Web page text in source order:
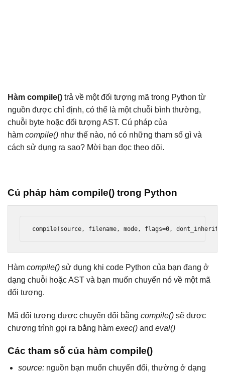
Hàm compile() trả về một đối tượng mã trong Python từ
nguồn được chỉ định, có thể là một chuỗi bình thường,
chuỗi byte hoặc đối tượng AST. Cú pháp của
hàm compile() như thế nào, nó có những tham số gì và
cách sử dụng ra sao? Mời bạn đọc theo dõi.
Cú pháp hàm compile() trong Python
compile( source, filename, mode, flags=0, dont_inherit
Hàm compile() sử dụng khi code Python của bạn đang ở
dạng chuỗi hoặc AST và bạn muốn chuyển nó về một mã
đối tượng.
Mã đối tượng được chuyển đổi bằng compile() sẽ được
chương trình gọi ra bằng hàm exec() and eval()
Các tham số của hàm compile()
source:nguồn bạn muốn chuyển đổi, thường ở dạng